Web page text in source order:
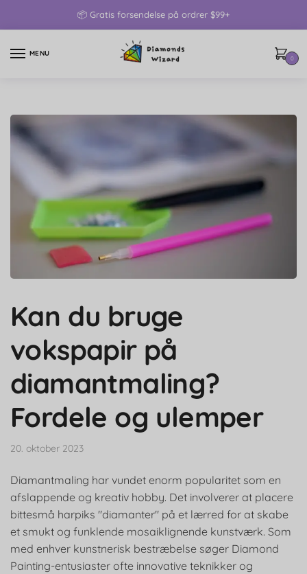
📦 Gratis forsendelse på ordrer $99+
MENU
0
Kan du bruge
vokspapir på
diamantmaling?
Fordele og ulemper
20. oktober 2023
Diamantmaling har vundet enorm popularitet som en
afslappende og kreativ hobby. Det involverer at placere
bittesmå harpiks "diamanter" på et lærred for at skabe
et smukt og funklende mosaiklignende kunstværk. Som
med enhver kunstnerisk bestræbelse søger Diamond
Painting-entusiaster ofte innovative teknikker og